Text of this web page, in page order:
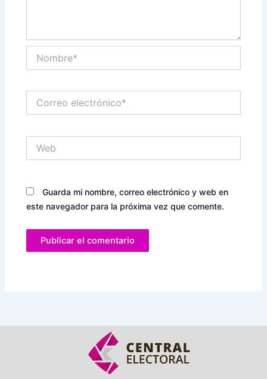
electrónico*
Guarda mi nombre, correo electrónico y web en
este navegador para la próxima vez que comente.